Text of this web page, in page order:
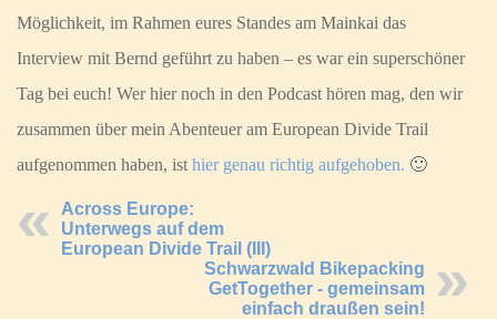
Möglichkeit, im Rahmen eures Standes am Mainkai das
Interview mit Bernd geführt zu haben – es war ein superschöner
Tag bei euch! Wer hier noch in den Podcast hören mag, den wir
zusammen über mein Abenteuer am European Divide Trail
aufgenommen haben, ist hier genau richtig aufgehoben. 🙂
Across Europe:
Unterwegs auf dem
European Divide Trail (III)
Schwarzwald Bikepacking
GetTogether - gemeinsam
einfach draußen sein!